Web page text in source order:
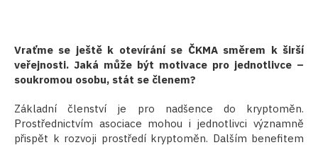
Vraťme se ještě k otevírání se ČKMA směrem k širší
veřejnosti. Jaká může být motivace pro jednotlivce –
soukromou osobu, stát se členem?
Základní členství je pro nadšence do kryptoměn.
Prostřednictvím asociace mohou i jednotlivci významně
přispět k rozvoji prostředí kryptoměn. Dalším benefitem